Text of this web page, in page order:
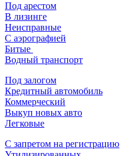
Под арестом
В лизинге
Неисправные
С аэрографией
Битые
Водный транспорт
Под залогом
Кредитный автомобиль
Коммерческий
Выкуп новых авто
Легковые
С запретом на регистрацию